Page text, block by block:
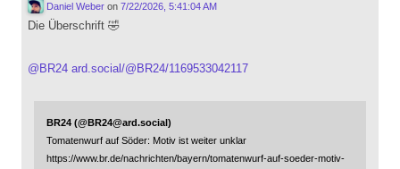
Daniel Weberon 7/22/2026, 5:41:04 AM
Die Überschrift 🤣
@ BR24 ard.social/@BR24/1169533042117
BR24 (@BR24@ard.social)
Tomatenwurf auf Söder: Motiv ist weiter unklar
https://www.br.de/nachrichten/bayern/tomatenwurf-auf-soeder-motiv-